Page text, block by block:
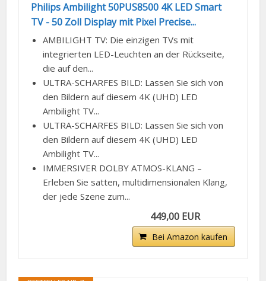
Philips Ambilight 50PUS8500 4K LED Smart
TV - 50 Zoll Display mit Pixel Precise...
AMBILIGHT TV: Die einzigen TVs mit
integrierten LED-Leuchten an der Rückseite,
die auf den...
ULTRA-SCHARFES BILD: Lassen Sie sich von
den Bildern auf diesem 4K (UHD) LED
Ambilight TV...
ULTRA-SCHARFES BILD: Lassen Sie sich von
den Bildern auf diesem 4K (UHD) LED
Ambilight TV...
IMMERSIVER DOLBY ATMOS-KLANG –
Erleben Sie satten, multidimensionalen Klang,
der jede Szene zum...
449,00 EUR
Bei Amazon kaufen